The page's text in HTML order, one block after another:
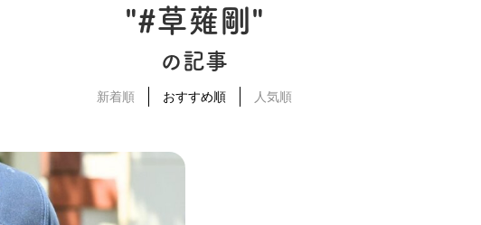
"#草薙剛"
の記事
新着順 おすすめ順 人気順